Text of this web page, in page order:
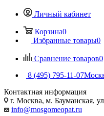
Личный кабинет
Корзина0
Избранные товары0
Сравнение товаров0
8 (495) 795-11-07
Контактная информация
г. Москва, м. Бауманская,
info@mosgomeopat.ru